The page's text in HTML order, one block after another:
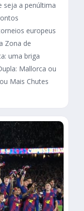
seja a penúltima
europeus
Zona de
uma briga
Mallorca ou
Mais Chutes